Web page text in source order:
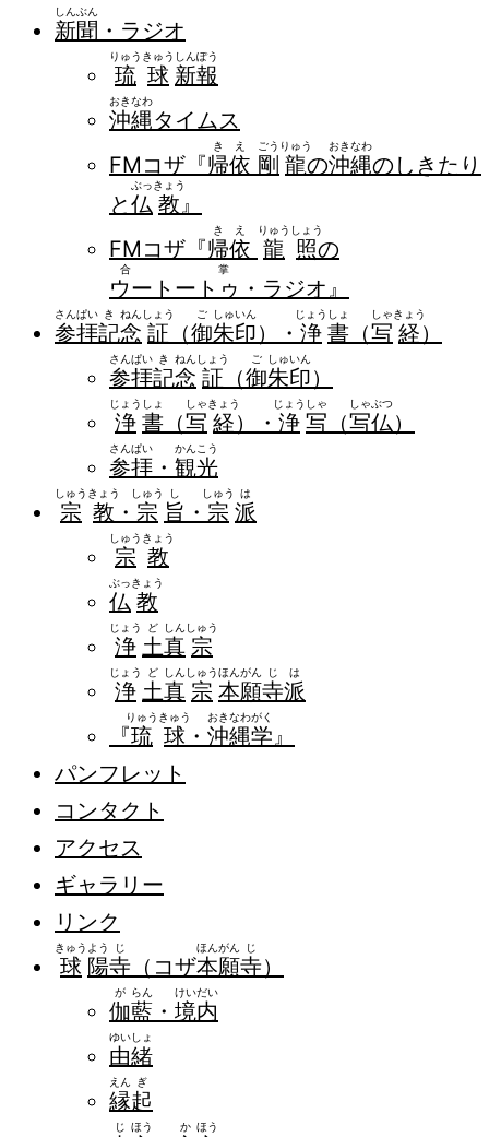
新
しん
聞
ぶん
・ラジオ
琉
りゅう
球
きゅう
新
しん
報
ぽう
沖
おき
縄
なわ
タイムス
FMコザ『帰
き
依
え
剛
ごう
龍
りゅう
の沖
おき
縄
なわ
のしきたり
と仏
ぶっ
教
きょう
』
FMコザ『帰
き
依
え
龍
りゅう
照
しょう
の
ウートートゥ
合掌
・ラジオ』
参
さん
拝
ぱい
記
き
念
ねん
証
しょう
（御
ご
朱
しゅ
印
いん
）・ 浄
じょう
書
しょ
（写
しゃ
経
きょう
）
参
さん
拝
ぱい
記
き
念
ねん
証
しょう
（御
ご
朱
しゅ
印
いん
）
浄
じょう
書
しょ
（写
しゃ
経
きょう
）・ 浄
じょう
写
しゃ
（写
しゃ
仏
ぶつ
）
参
さん
拝
ぱい
・ 観
かん
光
こう
宗
しゅう
教
きょう
・ 宗
しゅう
旨
し
・ 宗
しゅう
派
は
宗
しゅう
教
きょう
仏
ぶっ
教
きょう
浄
じょう
土
ど
真
しん
宗
しゅう
浄
じょう
土
ど
真
しん
宗
しゅう
本
ほん
願
がん
寺
じ
派
は
『琉
りゅう
球
きゅう
・ 沖
おき
縄
なわ
学
がく
』
パンフレット
コンタクト
アクセス
ギャラリー
リンク
球
きゅう
陽
よう
寺
じ
（コザ本
ほん
願
がん
寺
じ
）
伽
が
藍
らん
・ 境
けい
内
だい
由
ゆい
緒
しょ
縁
えん
起
ぎ
じ ほう か ほう